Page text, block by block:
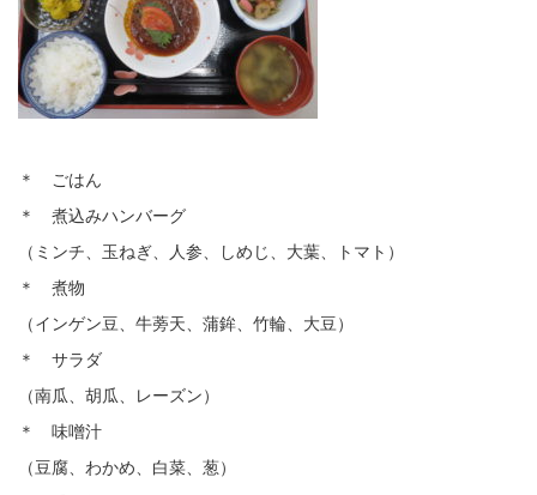
＊ ごはん
＊ 煮込みハンバーグ
（ミンチ、玉ねぎ、人参、しめじ、大葉、トマト）
＊ 煮物
（インゲン豆、牛蒡天、蒲鉾、竹輪、大豆）
＊ サラダ
（南瓜、胡瓜、レーズン）
＊ 味噌汁
（豆腐、わかめ、白菜、葱）